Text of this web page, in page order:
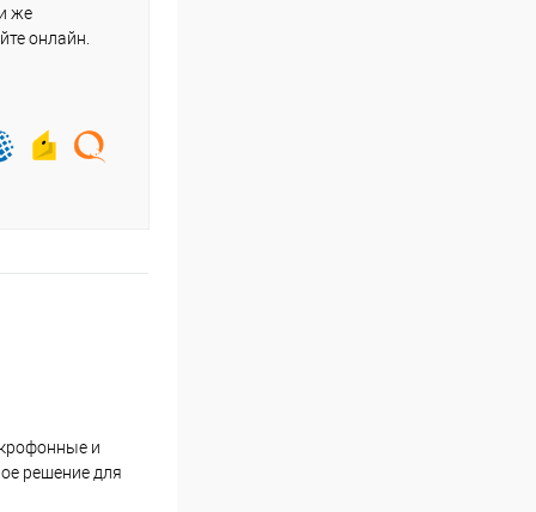
же
онлайн.
и
решение для